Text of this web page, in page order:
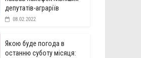
депутатів-аграріїв
08.02.2022
Якою буде погода в
останню суботу місяця: